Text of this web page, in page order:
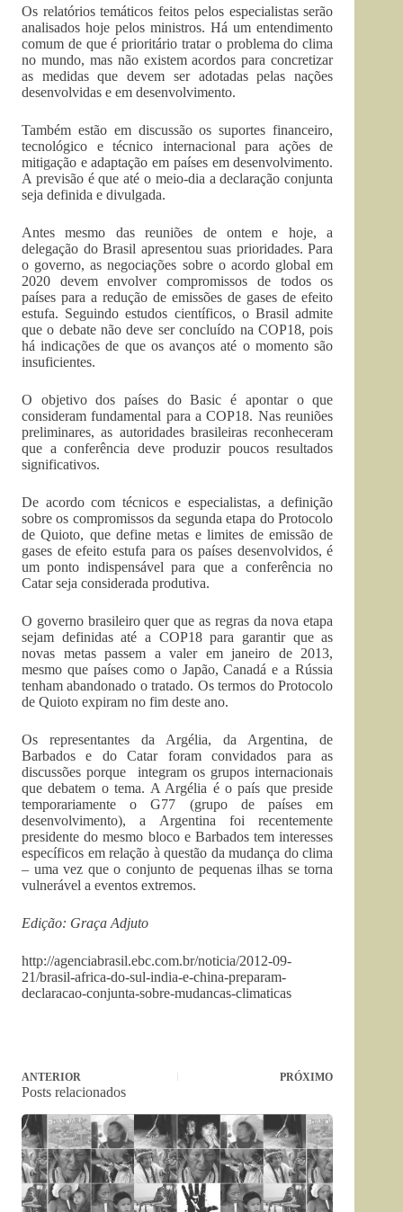
Os relatórios temáticos feitos pelos especialistas serão
analisados hoje pelos ministros. Há um entendimento
comum de que é prioritário tratar o problema do clima
no mundo, mas não existem acordos para concretizar
as medidas que devem ser adotadas pelas nações
desenvolvidas e em desenvolvimento.
Também estão em discussão os suportes financeiro,
tecnológico e técnico internacional para ações de
mitigação e adaptação em países em desenvolvimento.
A previsão é que até o meio-dia a declaração conjunta
seja definida e divulgada.
Antes mesmo das reuniões de ontem e hoje, a
delegação do Brasil apresentou suas prioridades. Para
o governo, as negociações sobre o acordo global em
2020 devem envolver compromissos de todos os
países para a redução de emissões de gases de efeito
estufa. Seguindo estudos científicos, o Brasil admite
que o debate não deve ser concluído na COP18, pois
há indicações de que os avanços até o momento são
insuficientes.
O objetivo dos países do Basic é apontar o que
consideram fundamental para a COP18. Nas reuniões
preliminares, as autoridades brasileiras reconheceram
que a conferência deve produzir poucos resultados
significativos.
De acordo com técnicos e especialistas, a definição
sobre os compromissos da segunda etapa do Protocolo
de Quioto, que define metas e limites de emissão de
gases de efeito estufa para os países desenvolvidos, é
um ponto indispensável para que a conferência no
Catar seja considerada produtiva.
O governo brasileiro quer que as regras da nova etapa
sejam definidas até a COP18 para garantir que as
novas metas passem a valer em janeiro de 2013,
mesmo que países como o Japão, Canadá e a Rússia
tenham abandonado o tratado. Os termos do Protocolo
de Quioto expiram no fim deste ano.
Os representantes da Argélia, da Argentina, de
Barbados e do Catar foram convidados para as
discussões porque integram os grupos internacionais
que debatem o tema. A Argélia é o país que preside
temporariamente o G77 (grupo de países em
desenvolvimento), a Argentina foi recentemente
presidente do mesmo bloco e Barbados tem interesses
específicos em relação à questão da mudança do clima
– uma vez que o conjunto de pequenas ilhas se torna
vulnerável a eventos extremos.
Edição: Graça Adjuto
http://agenciabrasil.ebc.com.br/noticia/2012-09-
21/brasil-africa-do-sul-india-e-china-preparam-
declaracao-conjunta-sobre-mudancas-climaticas
ANTERIOR PRÓXIMO
Posts relacionados